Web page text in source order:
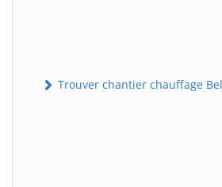
Trouver chantier chauffage